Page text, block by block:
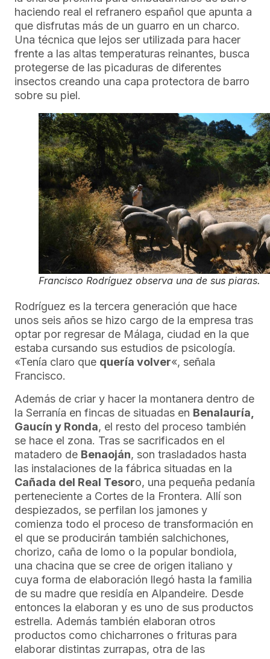
haciendo real el refranero español que apunta a
que disfrutas más de un guarro en un charco.
Una técnica que lejos ser utilizada para hacer
frente a las altas temperaturas reinantes, busca
protegerse de las picaduras de diferentes
insectos creando una capa protectora de barro
sobre su piel.
Francisco Rodríguez observa una de sus piaras.
Rodríguez es la tercera generación que hace
unos seis años se hizo cargo de la empresa tras
optar por regresar de Málaga, ciudad en la que
estaba cursando sus estudios de psicología.
«Tenía claro que quería volver«, señala
Francisco.
Además de criar y hacer la montanera dentro de
la Serranía en fincas de situadas en Benalauría,
Gaucín y Ronda, el resto del proceso también
se hace el zona. Tras se sacrificados en el
matadero de Benaoján, son trasladados hasta
las instalaciones de la fábrica situadas en la
Cañada del Real Tesoro, una pequeña pedanía
perteneciente a Cortes de la Frontera. Allí son
despiezados, se perfilan los jamones y
comienza todo el proceso de transformación en
el que se producirán también salchichones,
chorizo, caña de lomo o la popular bondiola,
una chacina que se cree de origen italiano y
cuya forma de elaboración llegó hasta la familia
de su madre que residía en Alpandeire. Desde
entonces la elaboran y es uno de sus productos
estrella. Además también elaboran otros
productos como chicharrones o frituras para
elaborar distintas zurrapas, otra de las